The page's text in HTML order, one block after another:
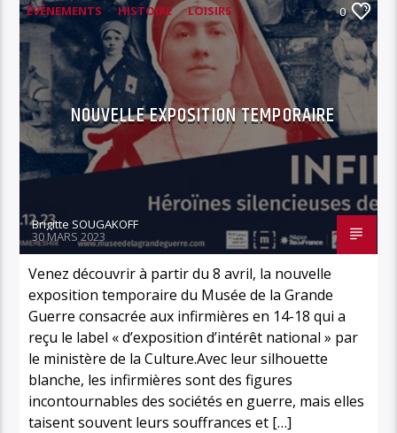
ÉVÉNEMENTS HISTOIRE
LOISIRS
MUSÉE DE LA GRANDE GUERRE
0
NOUVELLE EXPOSITION TEMPORAIRE
Brigitte SOUGAKOFF
30 MARS 2023
Venez découvrir à partir du 8 avril, la nouvelle
exposition temporaire du Musée de la Grande
Guerre consacrée aux infirmières en 14-18 qui a
reçu le label « d’exposition d’intérêt national » par
le ministère de la Culture.Avec leur silhouette
blanche, les infirmières sont des figures
incontournables des sociétés en guerre, mais elles
taisent souvent leurs souffrances et […]